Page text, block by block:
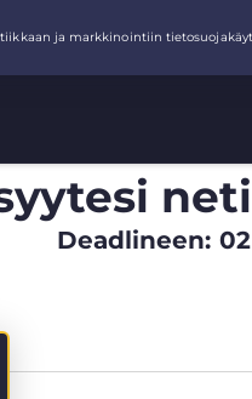
Deadlineen: 02